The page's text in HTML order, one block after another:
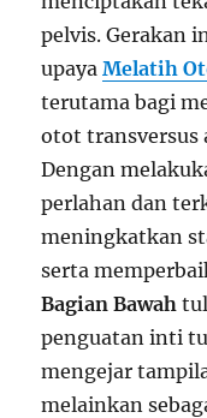
pelvis. Gerakan
upayaMelatih
terutama bagi
otot transversus
Dengan
perlahan dan
meningkatkan
serta
Bagian Bawah
penguatan inti
mengejar
melainkan